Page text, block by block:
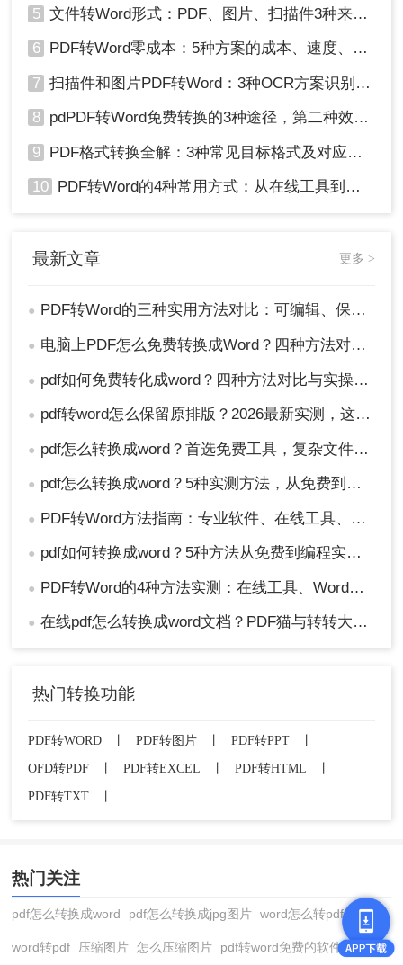
5 文件转Word形式：PDF、图片、扫描件3种来源分别怎么处理！
6 PDF转Word零成本：5种方案的成本、速度、精度对比！
7 扫描件和图片PDF转Word：3种OCR方案识别率实测！
8 pdPDF转Word免费转换的3种途径，第二种效率最高！
9 PDF格式转换全解：3种常见目标格式及对应操作方法！
10 PDF转Word的4种常用方式：从在线工具到桌面软件全梳理！
最新文章 更多 >
● PDF转Word的三种实用方法对比：可编辑、保格式、避风险！
● 电脑上PDF怎么免费转换成Word？四种方法对比与实操指南（附详细表格）!
● pdf如何免费转化成word？四种方法对比与实操指南（附详细表格）
● pdf转word怎么保留原排版？2026最新实测，这5种方法从免费到专业全搞定！
● pdf怎么转换成word？首选免费工具，复杂文件再上专业软件！
● pdf怎么转换成word？5种实测方法，从免费到专业全攻略！
● PDF转Word方法指南：专业软件、在线工具、Word内置与改后缀名4种方案对比！
● pdf如何转换成word？5种方法从免费到编程实测对比！
● PDF转Word的4种方法实测：在线工具、Word、Adobe与开源软件对比！！
● 在线pdf怎么转换成word文档？PDF猫与转转大师2种在线工具使用指南与功能对比！
热门转换功能
PDF转WORD PDF转图片 PDF转PPT
OFD转PDF
PDF转EXCEL PDF转HTML
PDF转TXT
丨
热门关注
pdf怎么转换成word pdf怎么转换成jpg图片 word怎么转pdf
word转pdf 压缩图片 怎么压缩图片 pdf转word免费的软件